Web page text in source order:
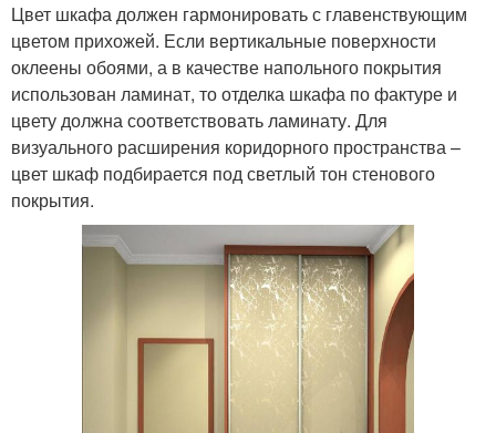
Цвет шкафа должен гармонировать с главенствующим
цветом прихожей. Если вертикальные поверхности
оклеены обоями, а в качестве напольного покрытия
использован ламинат, то отделка шкафа по фактуре и
цвету должна соответствовать ламинату. Для
визуального расширения коридорного пространства –
цвет шкаф подбирается под светлый тон стенового
покрытия.